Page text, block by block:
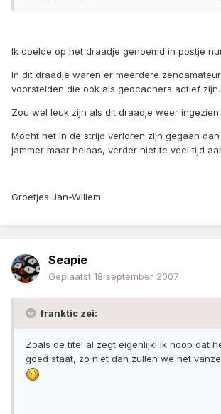
Ik doelde op het draadje genoemd in postje
In dit draadje waren er meerdere
voorstelden die ook als geocachers actief zijn.
Zou wel leuk zijn als dit draadje weer
Mocht het in de strijd verloren zijn gegaan
jammer maar helaas, verder niet te veel tijd
Groetjes Jan-Willem.
Seapie
Geplaatst 18 september 2007
franktic zei:
Zoals de titel al zegt eigenlijk! Ik hoop dat
goed staat, zo niet dan zullen we het